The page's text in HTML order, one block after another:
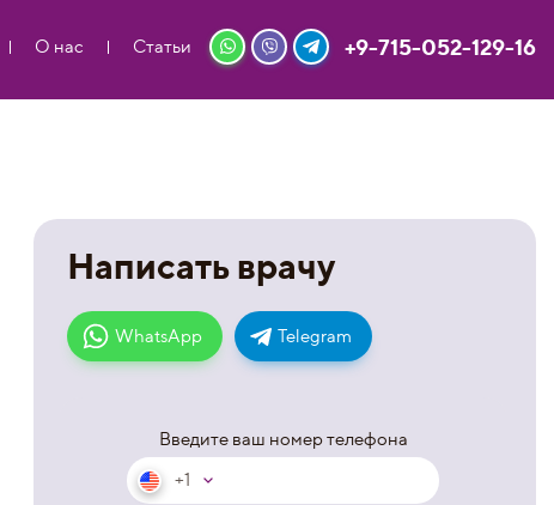
О нас Статьи +9-715-052-129-16
Написать врачу
WhatsApp Telegram
Введите ваш номер телефона
+1